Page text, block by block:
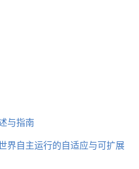
与指南
界自主运行的自适应与可扩展